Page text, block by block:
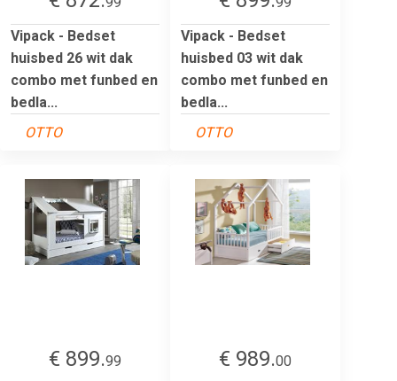
Vipack - Bedset
huisbed 26 wit dak
combo met funbed en
bedla...
OTTO
Vipack - Bedset
huisbed 03 wit dak
combo met funbed en
bedla...
OTTO
€ 899.99
€ 989.00